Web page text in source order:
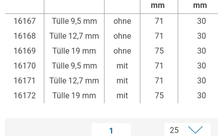
mm
mm
Artikel
Anschluss Ventil
Länge
Schott-Ø
16167 Tülle 9,5 mm ohne 71
30
16168
Tülle 12,7 mm ohne 71
30
16169
Tülle 19 mm ohne 75
30
16170
Tülle 9,5 mm mit 71
30
16171
Tülle 12,7 mm mit 71
30
16172
Tülle 19 mm mit 75 30
1